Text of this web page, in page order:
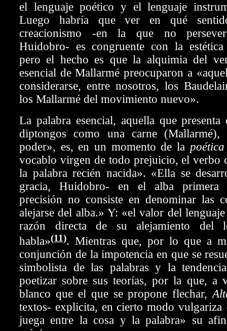
el lenguaje poético y el lenguaje
Luego habría que ver en qué
creacionismo -en la que no
Huidobro- es congruente con la
pero el hecho es que la alquimia del
esencial de Mallarmé preocuparon a
considerarse, entre nosotros, los
los Mallarmé del movimiento nuevo».
La palabra esencial, aquella que
diptongos como una carne (Mallarmé),
poder», es, en un momento de la poética
vocablo virgen de todo prejuicio, el verbo
la palabra recién nacida». «Ella se
gracia, Huidobro- en el alba primera
precisión no consiste en denominar las
alejarse del alba.» Y: «el valor del
razón directa de su alejamiento del
habla»(11). Mientras que, por lo que a
conjunción de la impotencia en que se
simbolista de las palabras y la
poetizar sobre sus teorías, por la que, a
blanco que el que se propone flechar,
textos- explicita, en cierto modo vulgariza
juega entre la cosa y la palabra» su